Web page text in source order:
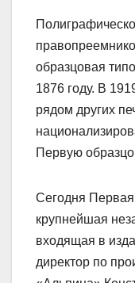
образцовая
1876 году. В
рядом других
Первую
Сегодня
крупнейшая
входящая в
директор по